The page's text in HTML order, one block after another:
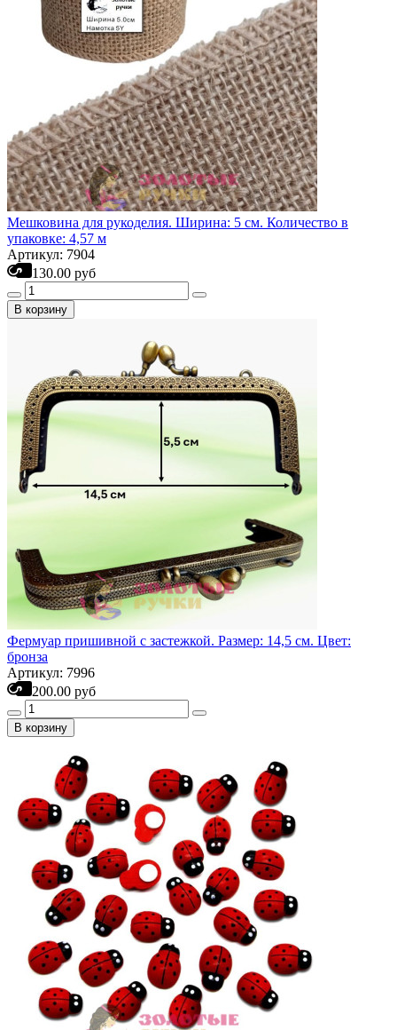
Мешковина для рукоделия. Ширина: 5 см. Количество в
упаковке: 4,57 м
Артикул: 7904
130.00 руб
В корзину
Фермуар пришивной с застежкой. Размер: 14,5 см. Цвет:
бронза
Артикул: 7996
200.00 руб
В корзину